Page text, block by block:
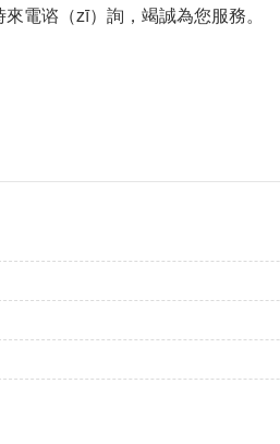
電谘（zī）詢，竭誠為您服務。